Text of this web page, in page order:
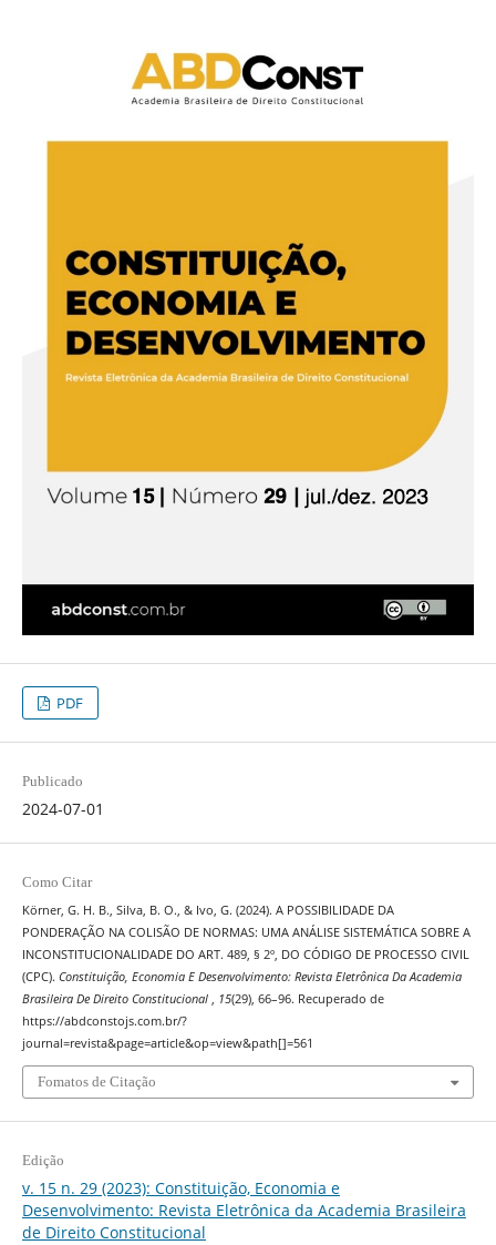
PDF
Publicado
2024-07-01
Como Citar
Körner, G. H. B., Silva, B. O., & Ivo, G. (2024). A POSSIBILIDADE DA
PONDERAÇÃO NA COLISÃO DE NORMAS: UMA ANÁLISE SISTEMÁTICA SOBRE A
INCONSTITUCIONALIDADE DO ART. 489, § 2º, DO CÓDIGO DE PROCESSO CIVIL
(CPC). Constituição, Economia E Desenvolvimento: Revista Eletrônica Da Academia
Brasileira De Direito Constitucional
15(29), 66–96. Recuperado de
https://abdconstojs.com.br/?
journal=revista&page=article&op=view&path[]=561
Fomatos de Citação
Edição
v. 15 n. 29 (2023): Constituição, Economia e
Desenvolvimento: Revista Eletrônica da Academia Brasileira
de Direito Constitucional